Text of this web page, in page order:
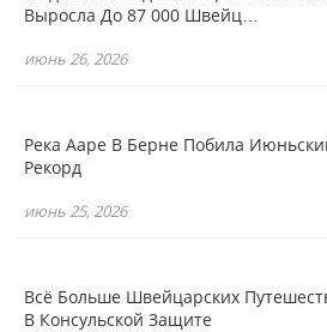
Выросла До 87 000 Швейц…
июнь 26, 2026
Река Ааре В Берне Побила
Рекорд
июнь 25, 2026
Всё Больше Швейцарских
В Консульской Защите